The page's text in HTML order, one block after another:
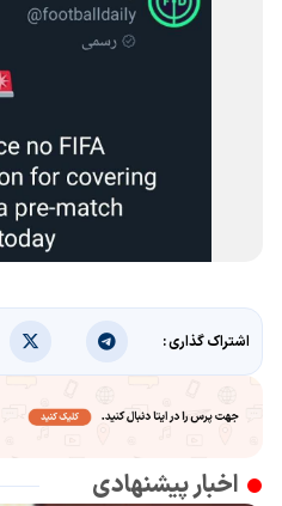
اشتراک گذاری :
اخبار پیشنهادی